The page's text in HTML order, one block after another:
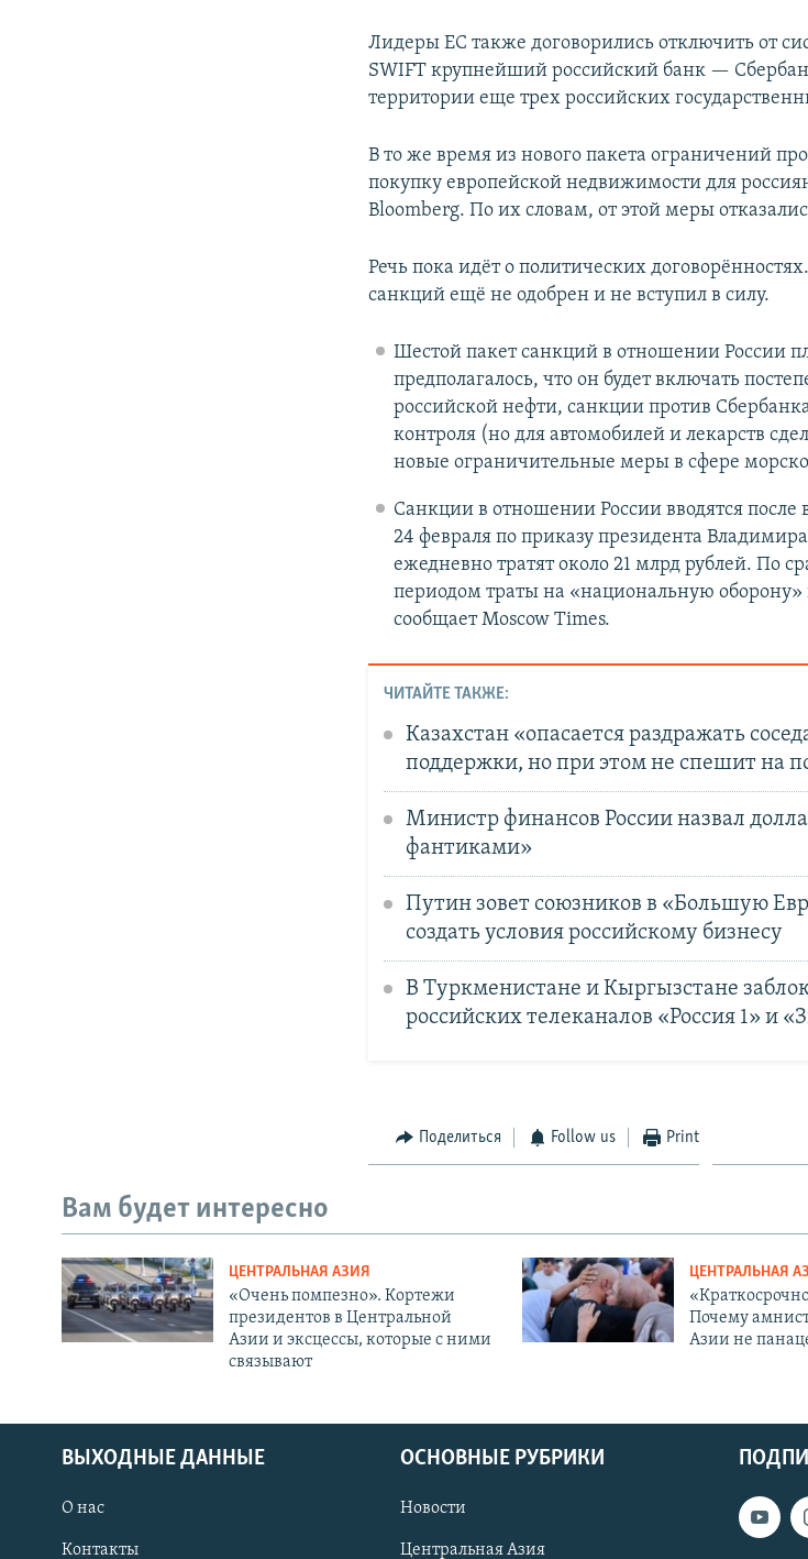
Лидеры ЕС также договорились отключить от
SWIFT крупнейший российский банк —
территории еще трех российских
В то же время из нового пакета ограничений
покупку европейской недвижимости для
Bloomberg. По их словам, от этой меры
Речь пока идёт о политических
санкций ещё не одобрен и не вступил в силу.
Шестой пакет санкций в отношении России
предполагалось, что он будет включать
российской нефти, санкции против
контроля (но для автомобилей и лекарств
новые ограничительные меры в сфере
Санкции в отношении России вводятся
24 февраля по приказу президента
ежедневно тратят около 21 млрд рублей. По
периодом траты на «национальную оборону»
сообщает Moscow Times.
ЧИТАЙТЕ ТАКЖЕ:
Казахстан «опасается раздражать
поддержки, но при этом не спешит на
Министр финансов России назвал
фантиками»
Путин зовет союзников в «Большую
создать условия российскому бизнесу
В Туркменистане и Кыргызстане
российских телеканалов «Россия 1» и
Поделиться Follow us Print
Вам будет интересно
ЦЕНТРАЛЬНАЯ АЗИЯ
«Очень помпезно». Кортежи
президентов в Центральной
Азии и эксцессы, которые с ними
связывают
ЦЕНТРАЛЬНАЯ
Почему
Азии не
ВЫХОДНЫЕ ДАННЫЕ
О нас
Контакты
ОСНОВНЫЕ РУБРИКИ
Новости
Центральная Азия